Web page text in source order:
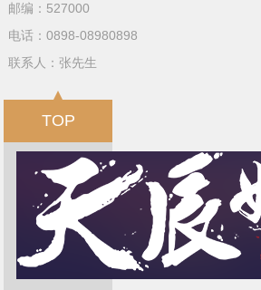
邮编：527000
电话：0898-08980898
联系人：张先生
TOP